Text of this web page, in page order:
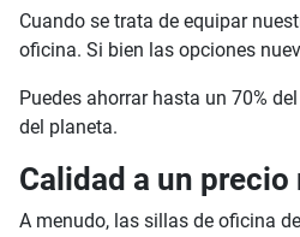
Cuando se trata de equipar
oficina. Si bien las opciones
Puedes ahorrar hasta un 70%
del planeta.
Calidad a un
A menudo, las sillas de oficina